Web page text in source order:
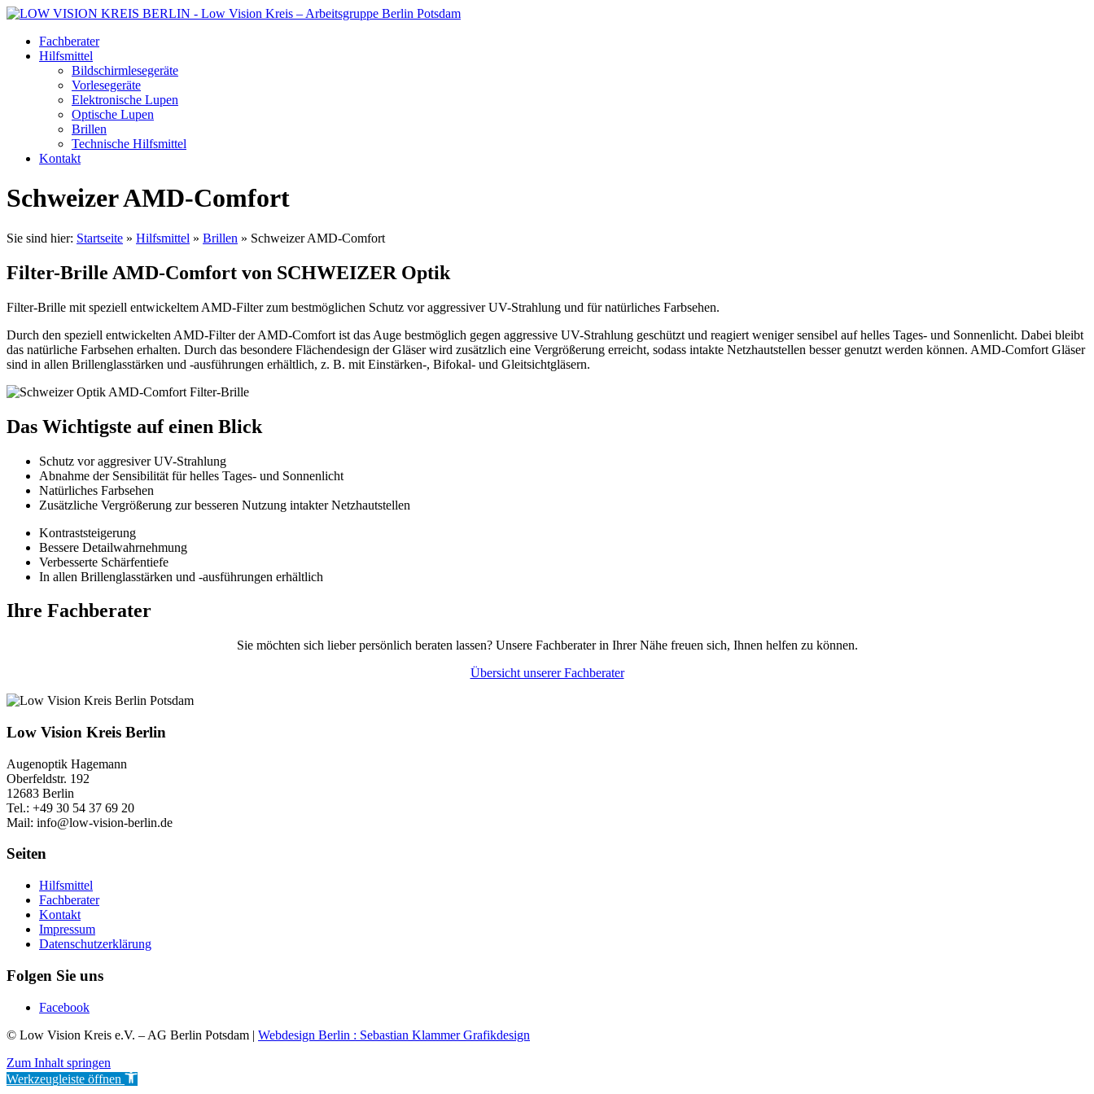
Fachberater
Hilfsmittel
Bildschirmlesegeräte
Vorlesegeräte
Elektronische Lupen
Optische Lupen
Brillen
Technische Hilfsmittel
Kontakt
Schweizer AMD-Comfort
Sie sind hier: Startseite » Hilfsmittel » Brillen » Schweizer AMD-Comfort
Filter-Brille AMD-Comfort von SCHWEIZER Optik
Filter-Brille mit speziell entwickeltem AMD-Filter zum bestmöglichen Schutz vor aggressiver UV-Strahlung und für natürliches Farbsehen.
Durch den speziell entwickelten AMD-Filter der AMD-Comfort ist das Auge bestmöglich gegen aggressive UV-Strahlung geschützt und reagiert weniger sensibel auf helles Tages- und Sonnenlicht. Dabei bleibt
das natürliche Farbsehen erhalten. Durch das besondere Flächendesign der Gläser wird zusätzlich eine Vergrößerung erreicht, sodass intakte Netzhautstellen besser genutzt werden können. AMD-Comfort Gläser
sind in allen Brillenglasstärken und -ausführungen erhältlich, z. B. mit Einstärken-, Bifokal- und Gleitsichtgläsern.
Das Wichtigste auf einen Blick
Schutz vor aggresiver UV-Strahlung
Abnahme der Sensibilität für helles Tages- und Sonnenlicht
Natürliches Farbsehen
Zusätzliche Vergrößerung zur besseren Nutzung intakter Netzhautstellen
Kontraststeigerung
Bessere Detailwahrnehmung
Verbesserte Schärfentiefe
In allen Brillenglasstärken und -ausführungen erhältlich
Ihre Fachberater
Sie möchten sich lieber persönlich beraten lassen? Unsere Fachberater in Ihrer Nähe freuen sich, Ihnen helfen zu können.
Übersicht unserer Fachberater
Low Vision Kreis Berlin
Augenoptik Hagemann
Oberfeldstr. 192
12683 Berlin
Tel.: +49 30 54 37 69 20
Mail: info@low-vision-berlin.de
Seiten
Hilfsmittel
Fachberater
Kontakt
Impressum
Datenschutzerklärung
Folgen Sie uns
Facebook
© Low Vision Kreis e.V. – AG Berlin Potsdam | Webdesign Berlin : Sebastian Klammer Grafikdesign
Zum Inhalt springen
Werkzeugleiste öffnen